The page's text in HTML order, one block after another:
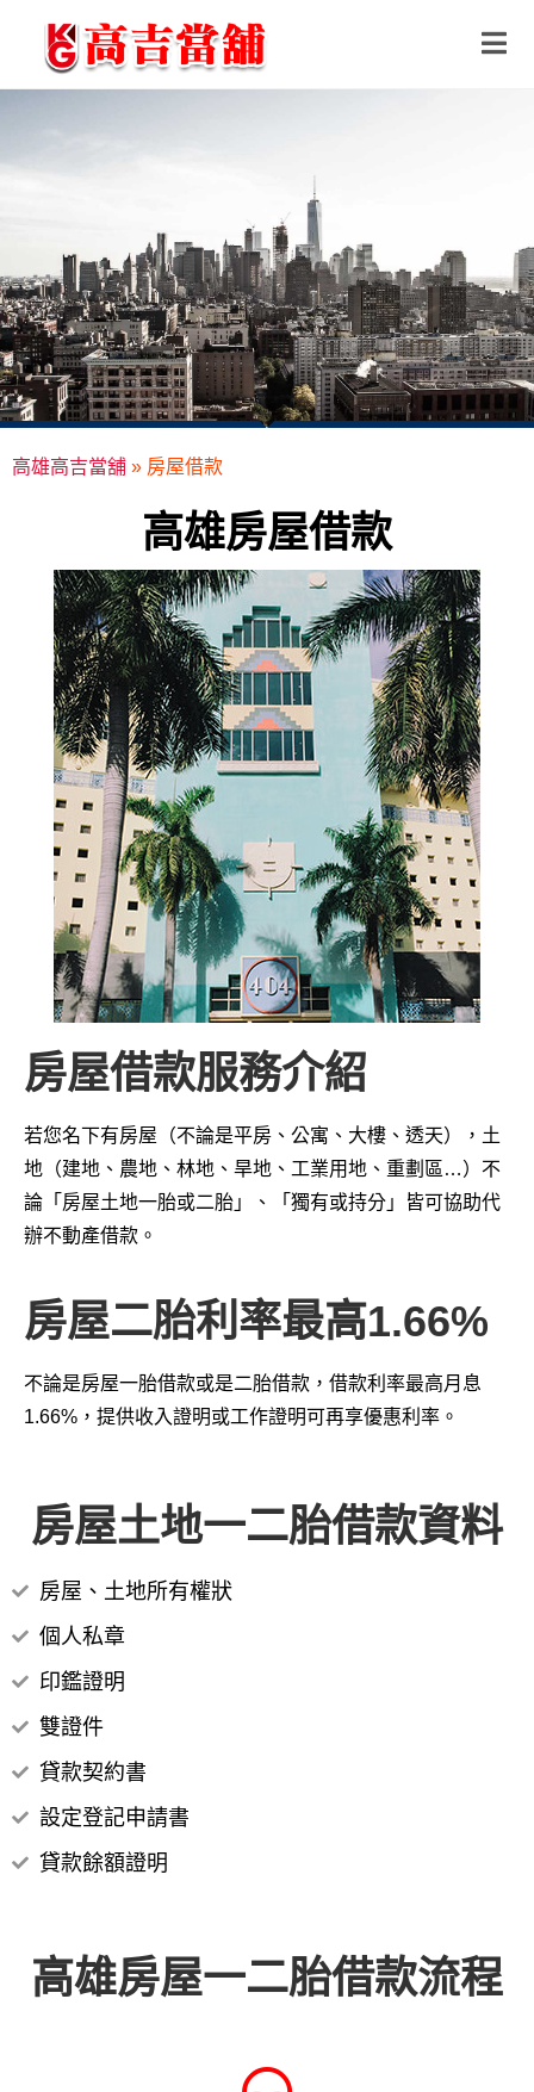
高雄高吉當舖 » 房屋借款
高雄房屋借款
房屋借款服務介紹
若您名下有房屋（不論是平房、公寓、大樓、透天），土
地（建地、農地、林地、旱地、工業用地、重劃區…）不
論「房屋土地一胎或二胎」、「獨有或持分」皆可協助代
辦不動產借款。
房屋二胎利率最高1.66%
不論是房屋一胎借款或是二胎借款，借款利率最高月息
1.66%，提供收入證明或工作證明可再享優惠利率。
房屋土地一二胎借款資料
房屋、土地所有權狀
個人私章
印鑑證明
雙證件
貸款契約書
設定登記申請書
貸款餘額證明
高雄房屋一二胎借款流程